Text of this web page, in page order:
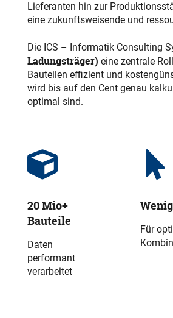
Lieferanten hin zur
eine zukunftsweisende und
Die ICS – Informatik Consulting
Ladungsträger) eine zentrale
Bauteilen effizient und
wird bis auf den Cent genau
optimal sind.
20 Mio+
Bauteile
Daten
performant
verarbeitet
Für